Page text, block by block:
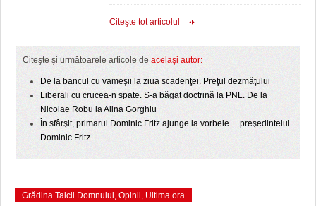
Citeşte tot articolul
Citeşte şi următoarele articole de acelaşi autor:
De la bancul cu vameşii la ziua scadenţei. Preţul dezmăţului
Liberali cu crucea-n spate. S-a băgat doctrină la PNL. De la
Nicolae Robu la Alina Gorghiu
În sfârşit, primarul Dominic Fritz ajunge la vorbele… preşedintelui
Dominic Fritz
Grădina Taicii Domnului Opinii Ultima ora